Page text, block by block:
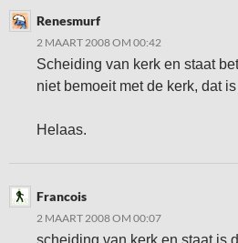
Renesmurf
2 MAART 2008 OM 00:42
Scheiding van kerk en staat
niet bemoeit met de kerk, dat
Helaas.
Francois
2 MAART 2008 OM 00:07
scheiding van kerk en staat is